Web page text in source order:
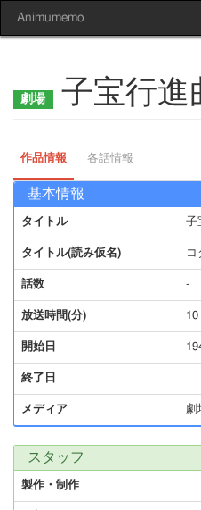
Animumemo
子宝行進
作品情報 各話情報
基本情報
タイトル 子
タイトル(読み仮名) コ
話数 -
放送時間(分) 10
開始日
終了日
メディア 劇
スタッフ
製作・制作